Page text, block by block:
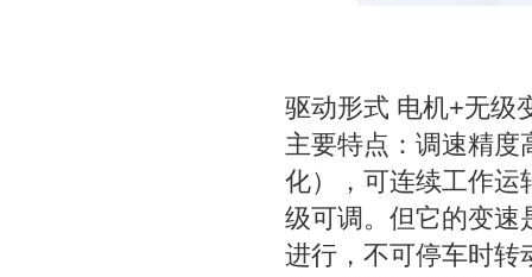
驱动形式 电机+无级
主要特点：调速精度
化），可连续工作运
级可调。但它的变速
进行，不可停车时转